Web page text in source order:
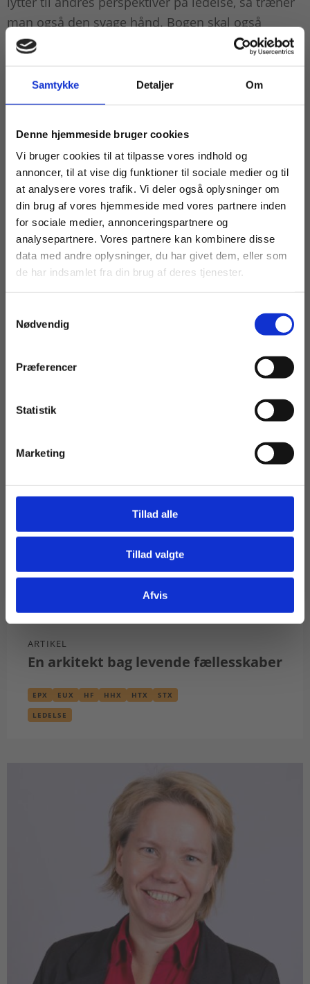
Samtykke Detaljer Om
Denne hjemmeside bruger cookies
Vi bruger cookies til at tilpasse vores indhold og
annoncer, til at vise dig funktioner til sociale medier og til
at analysere vores trafik. Vi deler også oplysninger om
din brug af vores hjemmeside med vores partnere inden
for sociale medier, annonceringspartnere og
analysepartnere. Vores partnere kan kombinere disse
data med andre oplysninger, du har givet dem, eller som
de har indsamlet fra din brug af deres tjenester.
Nødvendig
Præferencer
Statistik
Marketing
Tillad alle
Tillad valgte
Afvis
man også den svage hånd. Bogen skal også
bidrage til at åbne samtaler om emner, man ikke i
forvejen diskuterer.
DEL ARTIKLEN
F FACEBOOK M MAIL L LINKEDIN
RELATERET INDHOLD
ARTIKEL
En arkitekt bag levende fællesskaber
EPX EUX HF HHX HTX STX
LEDELSE
Køb læremidler og find masterclasses mm.
Fortsæt som:
For privatkunder og
studerende. Du får
vist priser inkl.
For institutioner og
virksomheder. Du
får vist priser ekskl.
Gå til praxisOnline